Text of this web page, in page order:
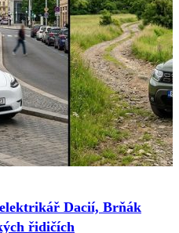
Dacií, Brňák
řidičích